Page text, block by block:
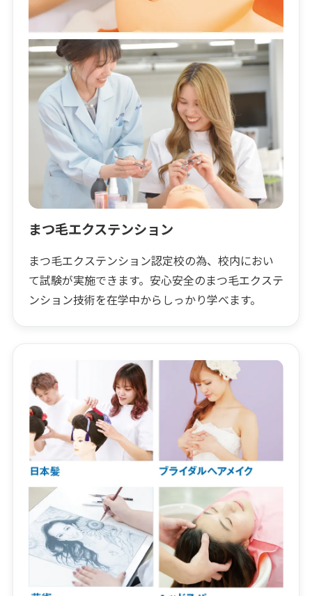
まつ毛エクステンション
まつ毛エクステンション認定校の為、校内におい
て試験が実施できます。安心安全のまつ毛エクステ
ンション技術を在学中からしっかり学べます。